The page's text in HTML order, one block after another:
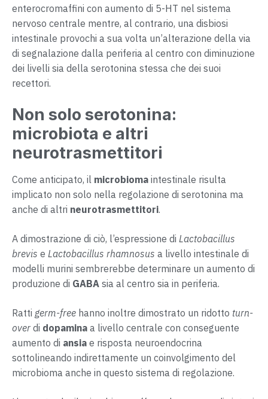
enterocromaffini con aumento di 5-HT nel sistema
nervoso centrale mentre, al contrario, una disbiosi
intestinale provochi a sua volta un’alterazione della via
di segnalazione dalla periferia al centro con diminuzione
dei livelli sia della serotonina stessa che dei suoi
recettori.
Non solo serotonina:
microbiota e altri
neurotrasmettitori
Come anticipato, il microbioma intestinale risulta
implicato non solo nella regolazione di serotonina ma
anche di altri neurotrasmettitori.
A dimostrazione di ciò, l’espressione di Lactobacillus
brevis e Lactobacillus rhamnosus a livello intestinale di
modelli murini sembrerebbe determinare un aumento di
produzione di GABA sia al centro sia in periferia.
Ratti germ-free hanno inoltre dimostrato un ridotto turn-
over di dopamina a livello centrale con conseguente
aumento di ansia e risposta neuroendocrina
sottolineando indirettamente un coinvolgimento del
microbioma anche in questo sistema di regolazione.